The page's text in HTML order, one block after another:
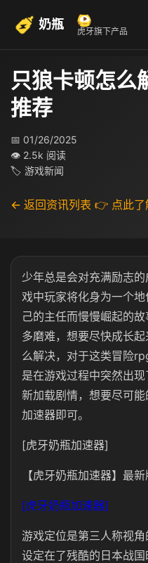
奶瓶 虎牙旗下产品
只狼卡顿怎么
推荐
📅 01/26/2025
👁 2.5k 阅读
🏷 游戏新闻
← 返回资讯列表 👉 点此了
少年总是会对充满励志
戏中玩家将化身为一个
己的主任而慢慢崛起的
多磨难，想要尽快成长
么解决，对于这类冒险
是在游戏过程中突然出
新加载剧情，想要尽可
加速器即可。
[虎牙奶瓶加速器]
【虎牙奶瓶加速器】最
[虎牙奶瓶加速器]
游戏定位是第三人称视
设定在了残酷的日本战